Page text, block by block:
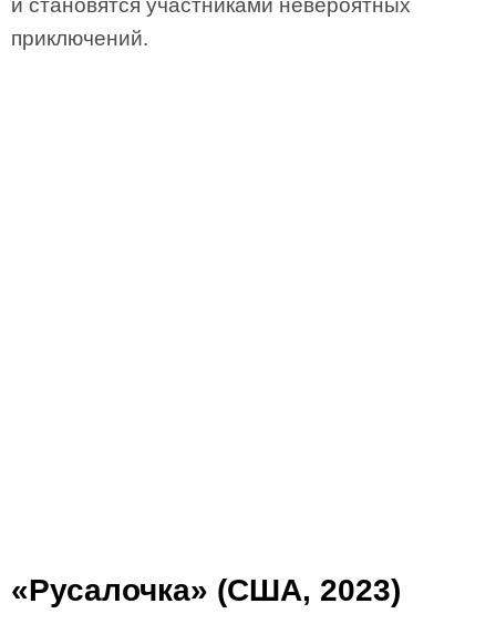
и становятся участниками невероятных
приключений.
«Русалочка» (США, 2023)